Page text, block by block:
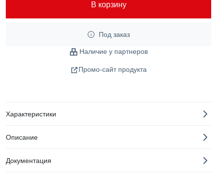
В корзину
Под заказ
Наличие у партнеров
Промо-сайт продукта
Характеристики
Описание
Документация